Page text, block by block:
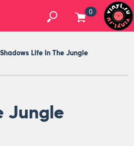
0
Shadows Life In The Jungle
Jungle